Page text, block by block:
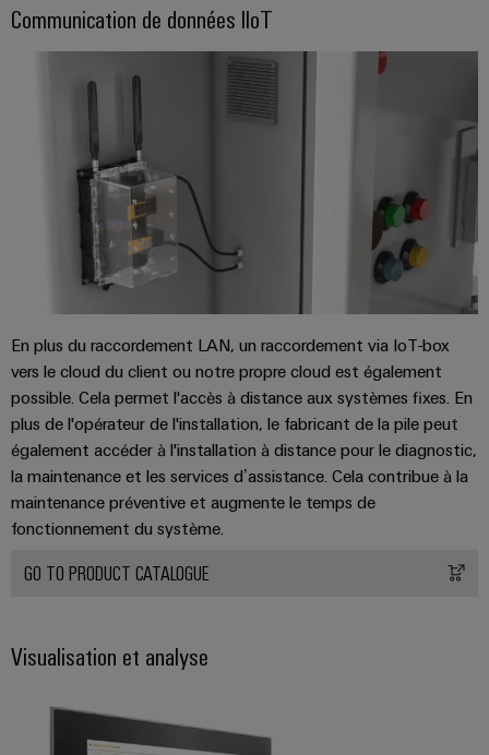
de
l'eau
et
des
eaux
usées
Solutions
pour
l'industrie
de
l'eau
et
des
usées
Énergie
éolienne
Excellence
opérationnelle
le
domaine
l'énergie
Workplace
et
accessoires
Outils
Machines
automatiques
Repérages
Imprimantes
industrielles
Éclairage
industriel
Infrastructure
de
distribution
Service
Communication de données IIoT
En plus du raccordement LAN, un raccordement via IoT-box
vers le cloud du client ou notre propre cloud est également
possible. Cela permet l'accès à distance aux systèmes fixes. En
plus de l'opérateur de l'installation, le fabricant de la pile peut
également accéder à l'installation à distance pour le diagnostic,
la maintenance et les services d’assistance. Cela contribue à la
maintenance préventive et augmente le temps de
fonctionnement du système.
GO TO PRODUCT CATALOGUE
Visualisation et analyse